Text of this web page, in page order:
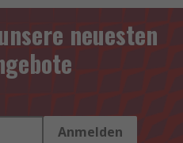
neuesten
Anmelden